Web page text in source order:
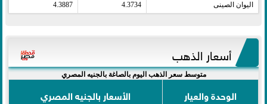
اليوان الصينى​ 4.3734
4.3887
أسعار الذهب
متوسط سعر الذهب اليوم بالصاغة بالجنيه المصري
الوحدة والعيار
الأسعار بالجنيه المصري